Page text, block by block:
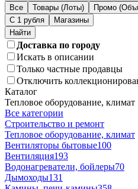
Все Товары (Лоты) Промо
С 1 рубля
Магазины
Доставка по городу
Искать в описании
Только частные продавцы
Отключить
Каталог
Тепловое оборудование, климат
Все категории
Строительство и ремонт
Тепловое оборудование, климат
Вентиляторы бытовые100
Вентиляция193
Водонагреватели, бойлеры70
Дымоходы131